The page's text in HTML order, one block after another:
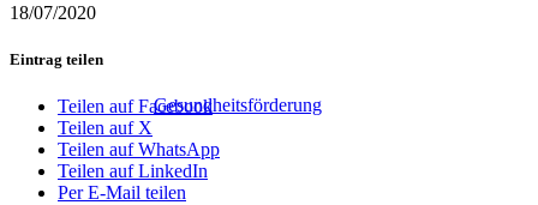
Gesundheitsförderung
18/07/2020
Eintrag teilen
Teilen auf Facebook
Teilen auf X
Teilen auf WhatsApp
Teilen auf LinkedIn
Per E-Mail teilen